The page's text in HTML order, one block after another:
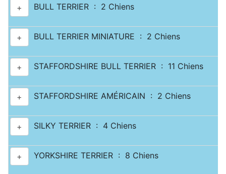
+ BULL TERRIER : 2 Chiens
+ BULL TERRIER MINIATURE : 2 Chiens
+ STAFFORDSHIRE BULL TERRIER : 11 Chiens
+ STAFFORDSHIRE AMÉRICAIN : 2 Chiens
+ SILKY TERRIER : 4 Chiens
+ YORKSHIRE TERRIER : 8 Chiens